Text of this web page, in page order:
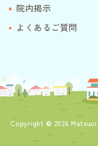
院内掲示
よくあるご質問
Copyright © 2026